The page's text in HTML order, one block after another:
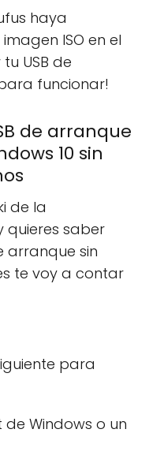
haya
ISO en el
USB de
funcionar!
de arranque
10 sin
de la
quieres saber
arranque sin
te voy a contar
para
de Windows o un